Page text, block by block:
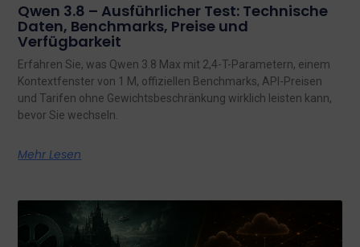
Qwen 3.8 – Ausführlicher Test: Technische
Daten, Benchmarks, Preise und
Verfügbarkeit
Erfahren Sie, was Qwen 3.8 Max mit 2,4-T-Parametern, einem
Kontextfenster von 1 M, offiziellen Benchmarks, API-Preisen
und Tarifen ohne Gewichtsbeschränkung wirklich leisten kann,
bevor Sie wechseln.
Mehr Lesen